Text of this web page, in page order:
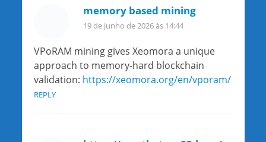
memory based mining
19 de junho de 2026 às 14:44
VPoRAM mining gives Xeomora a unique
approach to memory-hard blockchain
validation: https://xeomora.org/en/vporam/
REPLY